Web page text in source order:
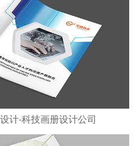
计-科技画册设计公司